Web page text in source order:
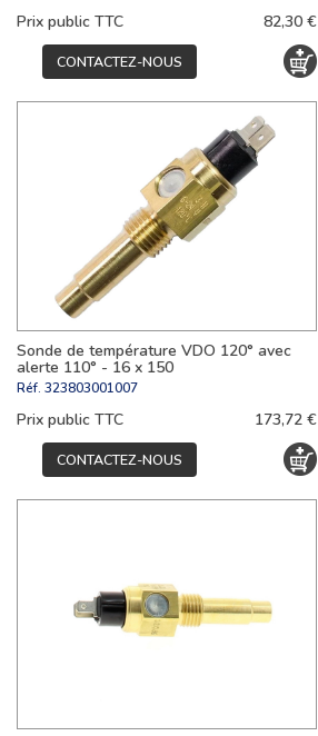
Prix public TTC 82,30 €
CONTACTEZ-NOUS
Sonde de température VDO 120° avec
alerte 110° - 16 x 150
Réf. 323803001007
Prix public TTC 173,72 €
CONTACTEZ-NOUS